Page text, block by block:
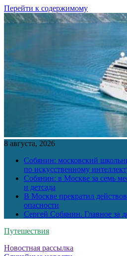
Перейти к содержимому
8 августа, 2026
Собянин: московский
по искусственному
Собянин: в Москве за семь
и детсада
В Москве прекратил
опасности
Сергей Собянин. Главное за
Путешествия
Новостная рассылка